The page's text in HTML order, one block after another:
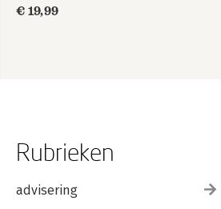
€ 19,99
Rubrieken
advisering